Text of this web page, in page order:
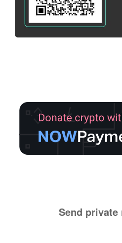
Send private